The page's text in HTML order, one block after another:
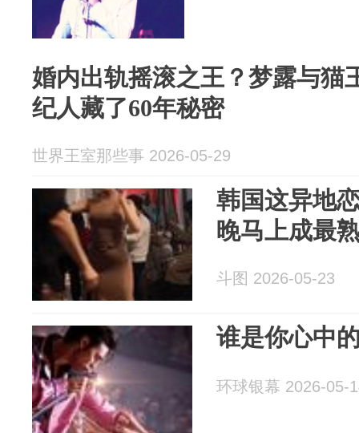
婚内出轨摇滚之王？梦露与猫
纪人藏了60年秘密
世界王室那些事 2026-05-29
韩国这异地
晚马上成最
斗图 2026-05-23
谁是你心中
环球银幕 2026-05-